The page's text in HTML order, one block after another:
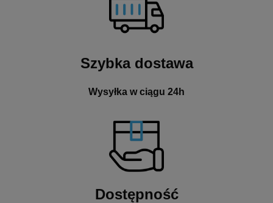
Szybka dostawa
Wysyłka w ciągu 24h
Dostępność